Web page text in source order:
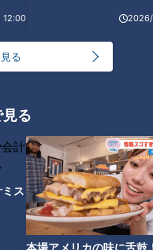
る
る
ス
本場アメリカの味に舌鼓
ど３回を無失点。１０月
さらにイニングを伸ばし
る。契約更改の場でも
いような貴重な体験がで